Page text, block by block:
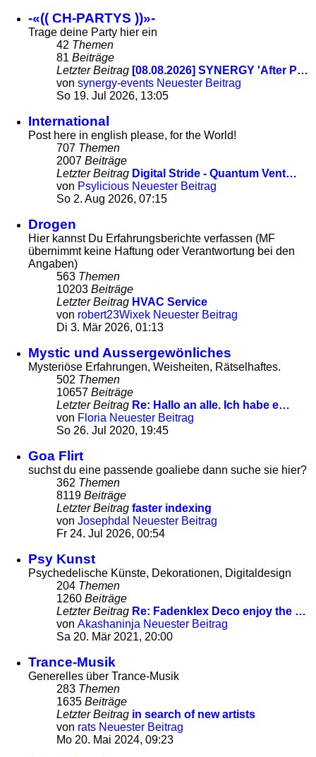
-«(( CH-PARTYS ))»-
Trage deine Party hier ein
42 Themen
81 Beiträge
Letzter Beitrag [08.08.2026] SYNERGY 'After P…
von synergy-events Neuester Beitrag
So 19. Jul 2026, 13:05
International
Post here in english please, for the World!
707 Themen
2007 Beiträge
Letzter Beitrag Digital Stride - Quantum Vent…
von Psylicious Neuester Beitrag
So 2. Aug 2026, 07:15
Drogen
Hier kannst Du Erfahrungsberichte verfassen (MF
übernimmt keine Haftung oder Verantwortung bei den
Angaben)
563 Themen
10203 Beiträge
Letzter Beitrag HVAC Service
von robert23Wixek Neuester Beitrag
Di 3. Mär 2026, 01:13
Mystic und Aussergewönliches
Mysteriöse Erfahrungen, Weisheiten, Rätselhaftes.
502 Themen
10657 Beiträge
Letzter Beitrag Re: Hallo an alle. Ich habe e…
von Floria Neuester Beitrag
So 26. Jul 2020, 19:45
Goa Flirt
suchst du eine passende goaliebe dann suche sie hier?
362 Themen
8119 Beiträge
Letzter Beitrag faster indexing
von Josephdal Neuester Beitrag
Fr 24. Jul 2026, 00:54
Psy Kunst
Psychedelische Künste, Dekorationen, Digitaldesign
204 Themen
1260 Beiträge
Letzter Beitrag Re: Fadenklex Deco enjoy the …
von Akashaninja Neuester Beitrag
Sa 20. Mär 2021, 20:00
Trance-Musik
Generelles über Trance-Musik
283 Themen
1635 Beiträge
Letzter Beitrag in search of new artists
von rats Neuester Beitrag
Mo 20. Mai 2024, 09:23